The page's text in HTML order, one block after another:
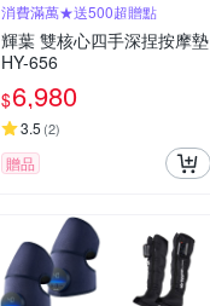
消費滿萬★送500超贈點
輝葉 雙核心四手深捏按摩墊
HY-656
$6,980
3.5 (2)
贈品